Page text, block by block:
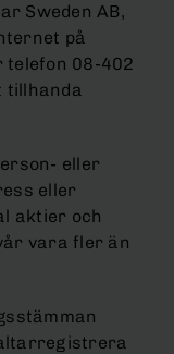
Sweden AB,
på
telefon 08-402
tillhanda
eller
eller
aktier och
vara fler än